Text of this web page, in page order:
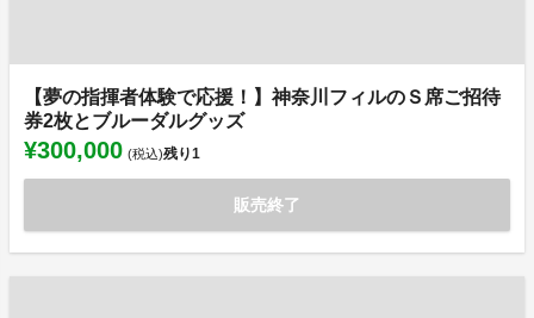
【夢の指揮者体験で応援！】神奈川フィルのＳ席ご招待
券2枚とブルーダルグッズ
¥300,000 (税込)残り1
販売終了